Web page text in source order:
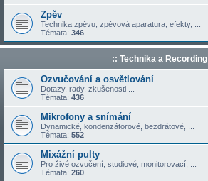
Zpěv
Technika zpěvu, zpěvová aparatura, efekty, ...
Témata: 346
:: Technika a Recording
Ozvučování a osvětlování
Dotazy, rady, zkušenosti ...
Témata: 436
Mikrofony a snímání
Dynamické, kondenzátorové, bezdrátové, ...
Témata: 552
Mixážní pulty
Pro živé ozvučení, studiové, monitorovací, ...
Témata: 260